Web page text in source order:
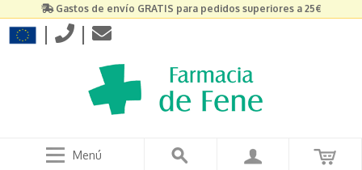
Gastos de envío GRATIS para pedidos superiores a 25€
| |
Menú